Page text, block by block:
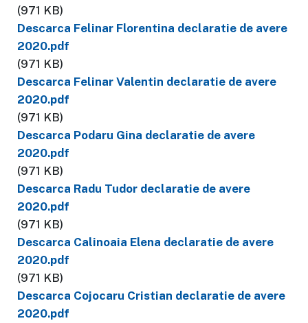
(971 KB)
Descarca Felinar Florentina declaratie de avere
2020.pdf
(971 KB)
Descarca Felinar Valentin declaratie de avere
2020.pdf
(971 KB)
Descarca Podaru Gina declaratie de avere
2020.pdf
(971 KB)
Descarca Radu Tudor declaratie de avere
2020.pdf
(971 KB)
Descarca Calinoaia Elena declaratie de avere
2020.pdf
(971 KB)
Descarca Cojocaru Cristian declaratie de avere
2020.pdf